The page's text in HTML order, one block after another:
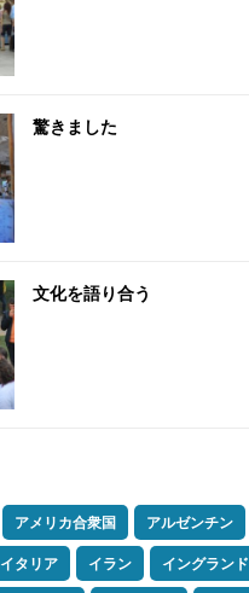
驚きました
文化を語り合う
アメリカ合衆国 アルゼンチン
イタリア イラン イングランド